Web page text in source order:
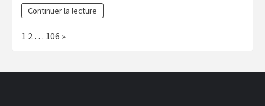
Continuer la lecture
Page:
1 2 … 106 Next
»